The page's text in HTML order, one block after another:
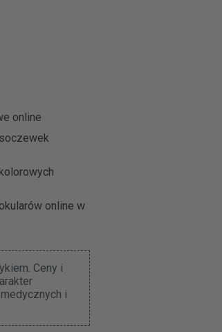
online
online w
Ceny i
i